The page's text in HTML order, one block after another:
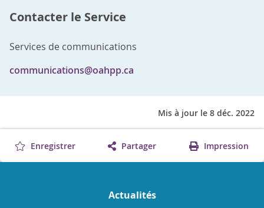
Contacter le Service
Services de communications
communications@oahpp.ca
Mis à jour le 8 déc. 2022
Enregistrer Partager Impression
Actualités